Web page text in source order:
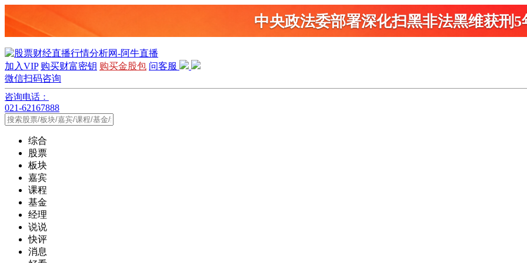
中央政法委部署深化扫黑非法黑维获刑5
加入VIP 购买财富密钥 购买金股包 问客服
微信扫码咨询
咨询电话：
021-62167888
综合
股票
板块
嘉宾
课程
基金
经理
说说
快评
消息